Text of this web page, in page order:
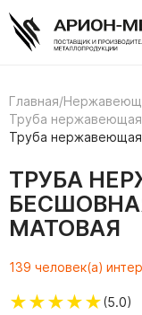
Главная/
Труба
Труба
ТРУБА
МАТОВАЯ
139 человек(а)
★★★★★(5.0)